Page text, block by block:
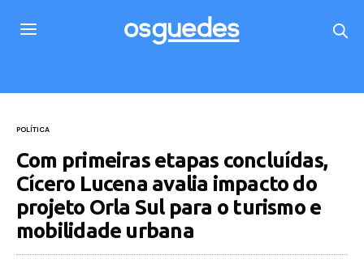
POLÍTICA
Com primeiras etapas concluídas,
Cícero Lucena avalia impacto do
projeto Orla Sul para o turismo e
mobilidade urbana